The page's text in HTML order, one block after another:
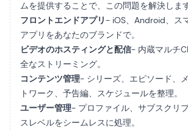
ムを提供することで、この問題を解決しま
フロントエンドアプリ- iOS、Android、ス
アプリをあなたのブランドで。
ビデオのホスティングと配信- 内蔵マルチ
全なストリーミング。
コンテンツ管理- シリーズ、エピソード、
トワーク、予告編、スケジュールを整理。
ユーザー管理- プロファイル、サブスクリ
スレベルをシームレスに処理。